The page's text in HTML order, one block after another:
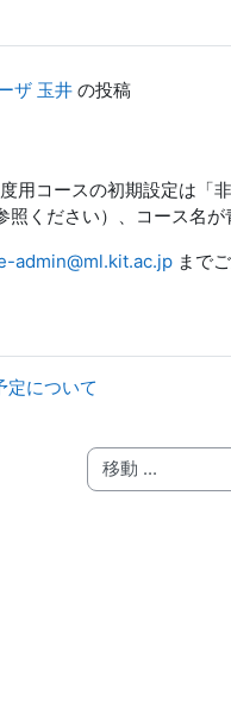
ザ 玉井 の投稿
用コースの初期設定は「
照ください）、コース名
admin@ml.kit.ac.jp まで
について
移動 ...